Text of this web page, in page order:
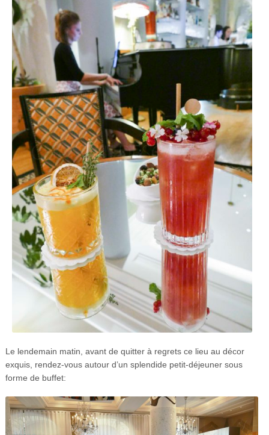
Le lendemain matin, avant de quitter à regrets ce lieu au décor
exquis, rendez-vous autour d’un splendide petit-déjeuner sous
forme de buffet: